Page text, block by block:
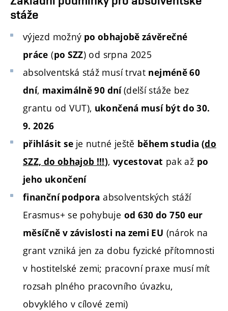
stáže
výjezd možný po obhajobě závěrečné
práce (po SZZ) od srpna 2025
absolventská stáž musí trvat nejméně 60
dní, maximálně 90 dní(delší stáže bez
grantu od VUT), ukončená musí být do 30.
9. 2026
přihlásit se je nutné ještě během studia (do
SZZ, do obhajob !!!), vycestovat pak až po
jeho ukončení
finanční podpora absolventských stáží
Erasmus+ se pohybuje od 630 do 750 eur
měsíčně v závislosti na zemi EU (nárok na
grant vzniká jen za dobu fyzické přítomnosti
v hostitelské zemi; pracovní praxe musí mít
rozsah plného pracovního úvazku,
obvyklého v cílové zemi)